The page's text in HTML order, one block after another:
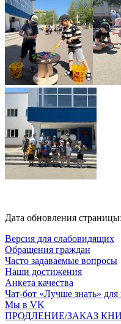
Дата обновления
Версия для слабовидящих
Обращения граждан
Часто задаваемые вопросы
Наши достижения
Анкета качества
Чат-бот «Лучше знать»
Мы в VK
ПРОДЛЕНИЕ/ЗАКАЗ